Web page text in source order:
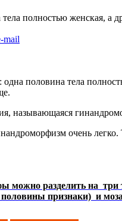
полностью женская, а
mail
половина тела
называющаяся
очень
можно разделить на три
признаки) и